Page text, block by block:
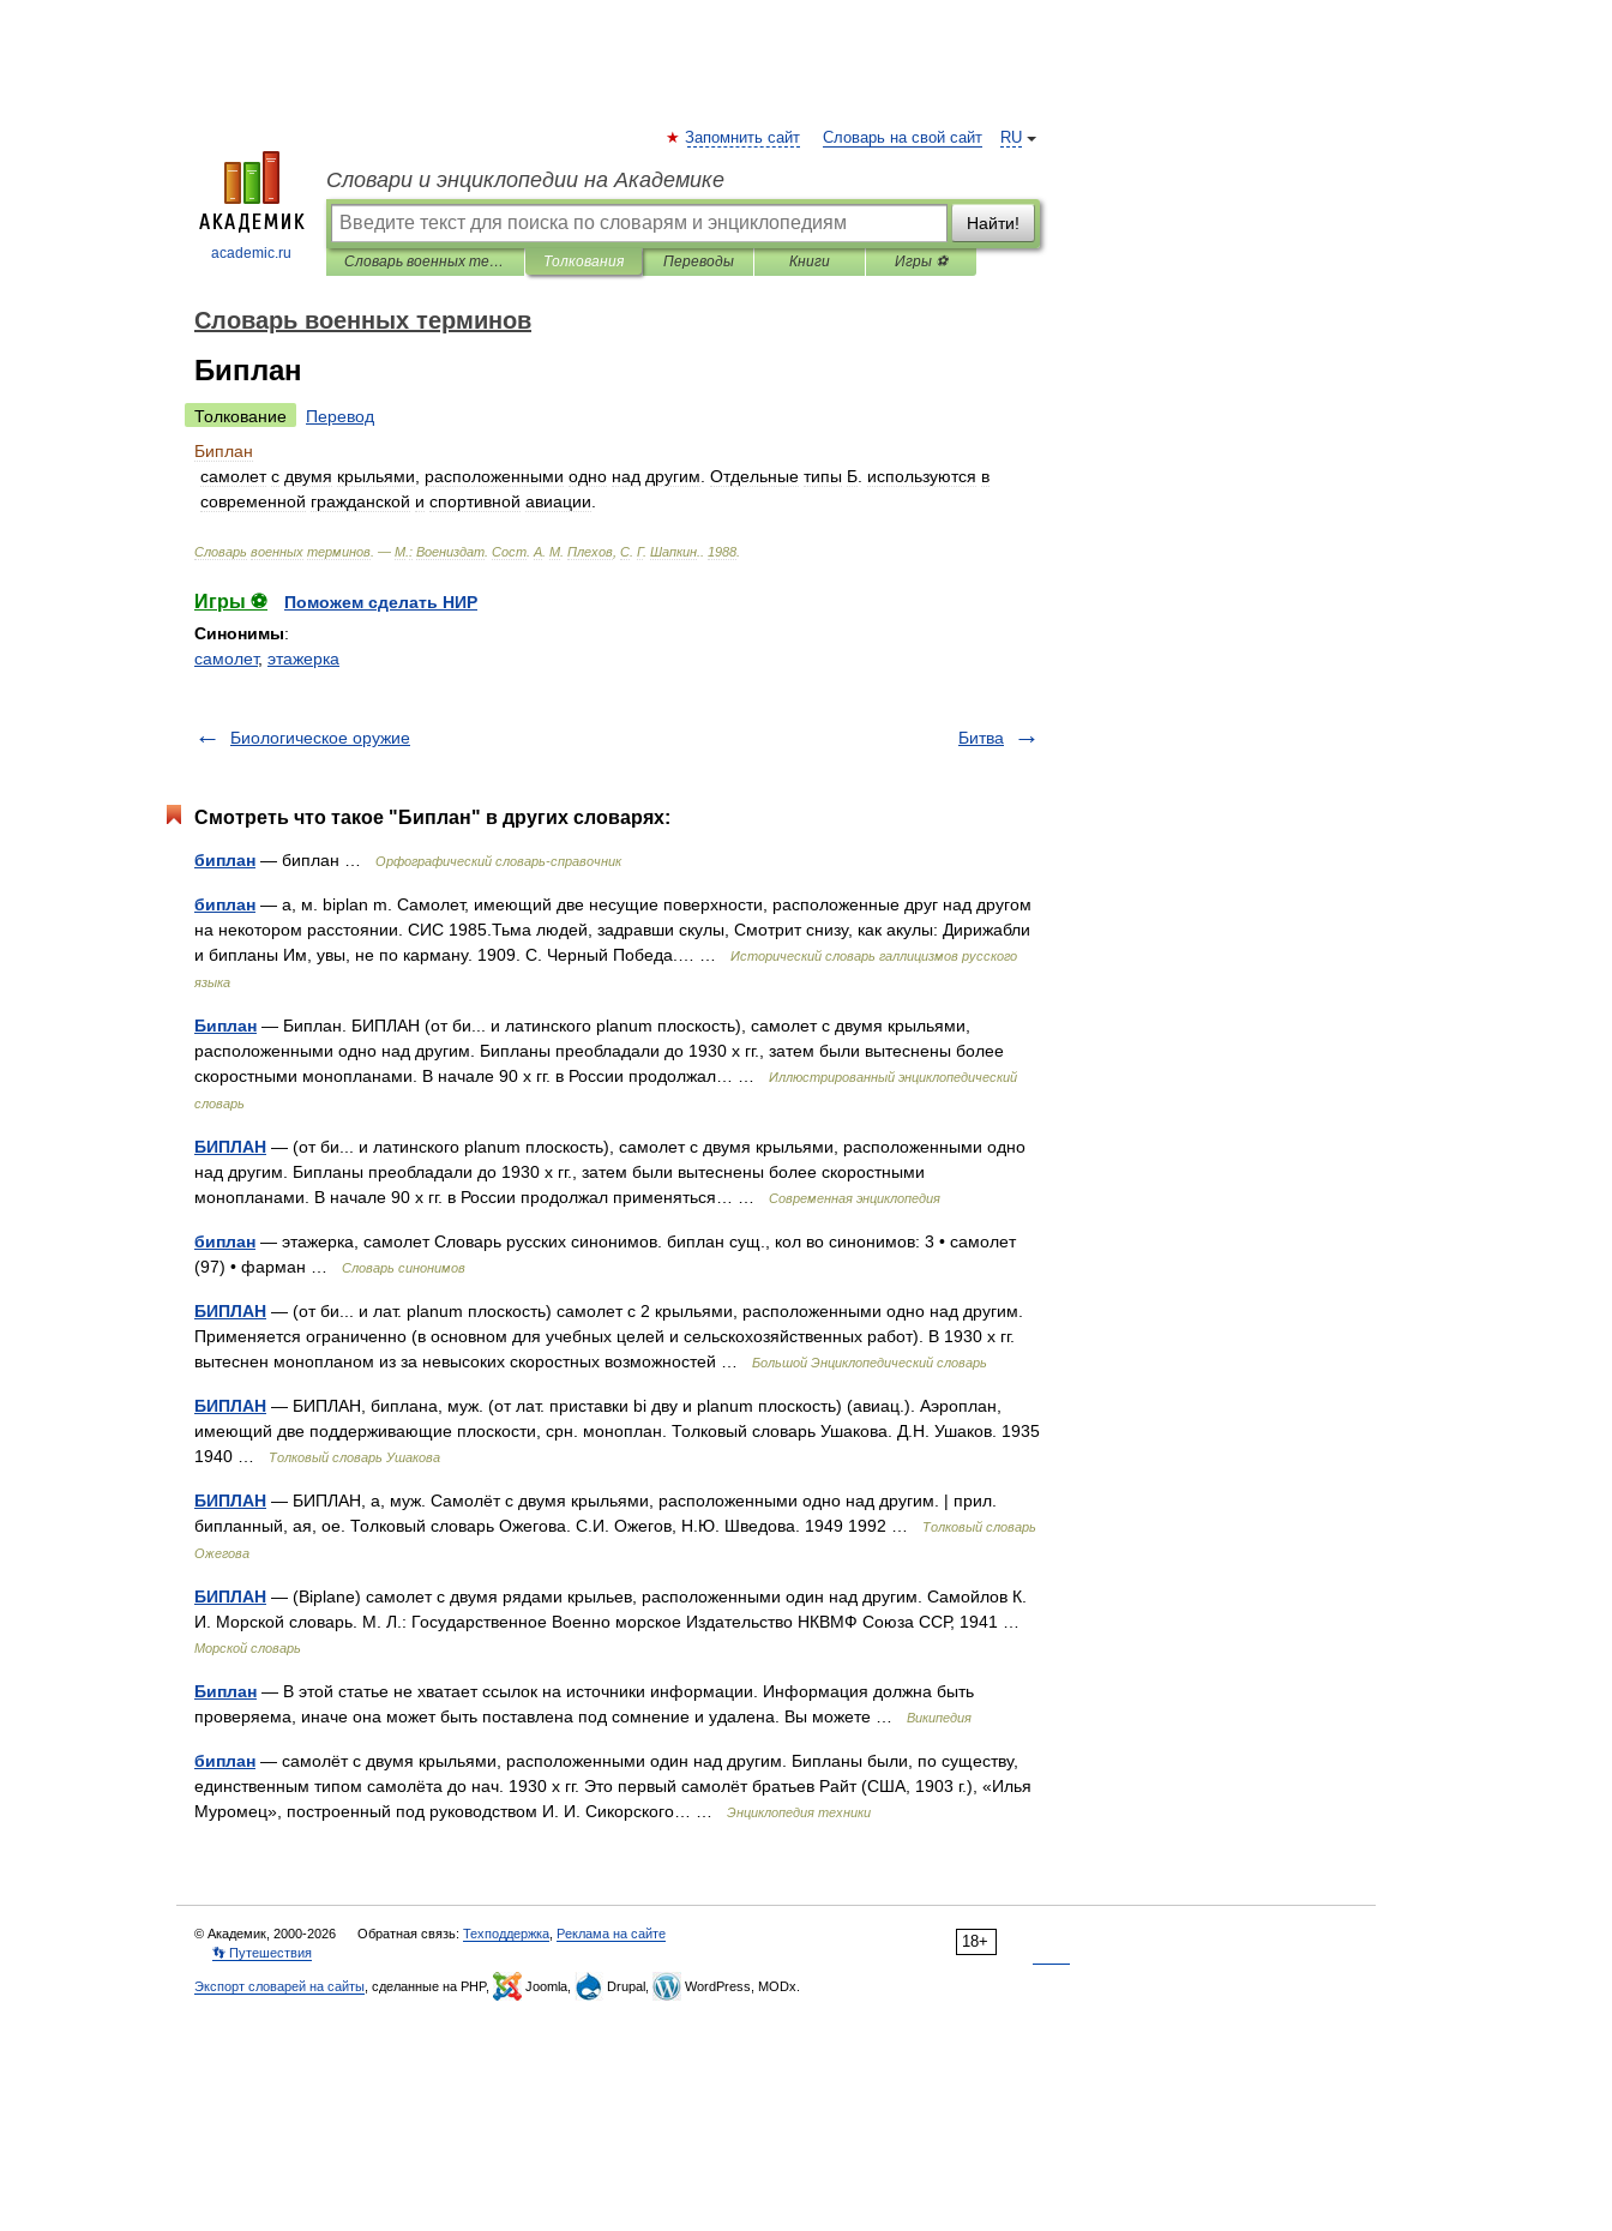
academic.ru
RU
Запомнить сайт Словарь на свой сайт
Словари и энциклопедии на Академике
Найти!
Словарь военных терминов Толкования Переводы Книги Игры ⚽
Словарь военных терминов
Биплан
Толкование
Перевод
Биплан
самолет с двумя крыльями расположенными одно над другим Отдельные типы Б используются в
современной гражданской и спортивной авиации
Словарь военных терминов . — М : Воениздат Сост А М Плехов С Г. Шапкин 1988
Игры ⚽
Поможем сделать НИР
Синонимы:
самолет, этажерка
Биологическое оружие Битва
Смотреть что такое "Биплан" в других словарях:
биплан — биплан … Орфографический словарь-справочник
биплан — а, м. biplan m. Самолет, имеющий две несущие поверхности, расположенные друг над другом
на некотором расстоянии. СИС 1985.Тьма людей, задравши скулы, Смотрит снизу, как акулы: Дирижабли
и бипланы Им, увы, не по карману. 1909. С. Черный Победа.… …
Исторический словарь галлицизмов русского
языка
Биплан — Биплан. БИПЛАН (от би... и латинского planum плоскость), самолет с двумя крыльями,
расположенными одно над другим. Бипланы преобладали до 1930 х гг., затем были вытеснены более
скоростными монопланами. В начале 90 х гг. в России продолжал… …
Иллюстрированный энциклопедический
словарь
БИПЛАН — (от би... и латинского planum плоскость), самолет с двумя крыльями, расположенными одно
над другим. Бипланы преобладали до 1930 х гг., затем были вытеснены более скоростными
монопланами. В начале 90 х гг. в России продолжал применяться… …
Современная энциклопедия
биплан — этажерка, самолет Словарь русских синонимов. биплан сущ., кол во синонимов: 3 • самолет
(97) • фарман …
Словарь синонимов
БИПЛАН — (от би... и лат. planum плоскость) самолет с 2 крыльями, расположенными одно над другим.
Применяется ограниченно (в основном для учебных целей и сельскохозяйственных работ). В 1930 х гг.
вытеснен монопланом из за невысоких скоростных возможностей …
Большой Энциклопедический словарь
БИПЛАН — БИПЛАН, биплана, муж. (от лат. приставки bi дву и planum плоскость) (авиац.). Аэроплан,
имеющий две поддерживающие плоскости, срн. моноплан. Толковый словарь Ушакова. Д.Н. Ушаков. 1935
1940 …
Толковый словарь Ушакова
БИПЛАН — БИПЛАН, а, муж. Самолёт с двумя крыльями, расположенными одно над другим. | прил.
бипланный, ая, ое. Толковый словарь Ожегова. С.И. Ожегов, Н.Ю. Шведова. 1949 1992 …
Толковый словарь
Ожегова
БИПЛАН — (Biplane) самолет с двумя рядами крыльев, расположенными один над другим. Самойлов К.
И. Морской словарь. М. Л.: Государственное Военно морское Издательство НКВМФ Союза ССР, 1941 …
Морской словарь
Биплан — В этой статье не хватает ссылок на источники информации. Информация должна быть
проверяема, иначе она может быть поставлена под сомнение и удалена. Вы можете …
Википедия
биплан — самолёт с двумя крыльями, расположенными один над другим. Бипланы были, по существу,
единственным типом самолёта до нач. 1930 х гг. Это первый самолёт братьев Райт (США, 1903 г.), «Илья
Муромец», построенный под руководством И. И. Сикорского… …
Энциклопедия техники
18+
© Академик, 2000-2026 Обратная связь: Техподдержка Реклама на сайте
👣 Путешествия
Экспорт словарей на сайты , сделанные на PHP, Joomla, Drupal, WordPress, MODx.